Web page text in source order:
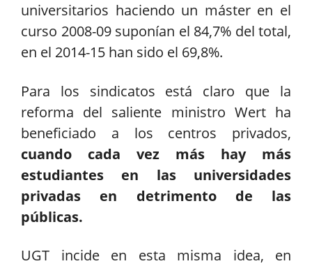
universitarios haciendo un máster en el
curso 2008-09 suponían el 84,7% del total,
en el 2014-15 han sido el 69,8%.
Para los sindicatos está claro que la
reforma del saliente ministro Wert ha
beneficiado a los centros privados,
cuando cada vez más hay más
estudiantes en las universidades
privadas en detrimento de las
públicas.
UGT incide en esta misma idea, en